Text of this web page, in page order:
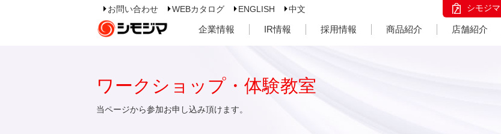
お問い合わせ WEBカタログ ENGLISH 中文 シモジ
企業情報 IR情報 採用情報 商品紹介 店舗紹介
ワークショップ・体験教室
当ページから参加お申し込み頂けます。